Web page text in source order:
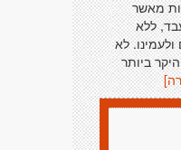
מאשר
ללא
לא
ביותר